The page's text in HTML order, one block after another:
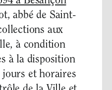
abbé de Saint-
aux
à condition
à la disposition
jours et horaires